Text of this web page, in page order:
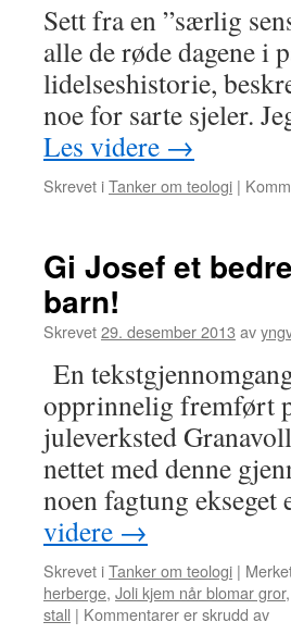
Sett fra en ”særlig
alle de røde dagene i
lidelseshistorie,
noe for sarte sjeler.
Les videre →
Skrevet iTanker om teologi |
Gi Josef et
barn!
Skrevet29. desember 2013 av
En
opprinnelig fremført
juleverksted
nettet med denne
noen fagtung
videre →
Skrevet iTanker om teologi |
herberge, Joli kjem når blomar gror,
stall | Kommentarer er skrudd avfor